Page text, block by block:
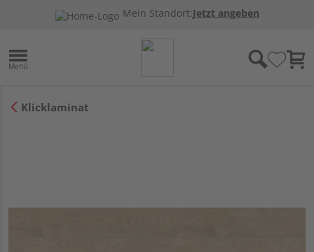
Mein Standort:Jetzt angeben
Klicklaminat